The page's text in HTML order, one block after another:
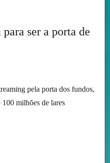
ser a porta de
pela porta dos fundos,
100 milhões de lares